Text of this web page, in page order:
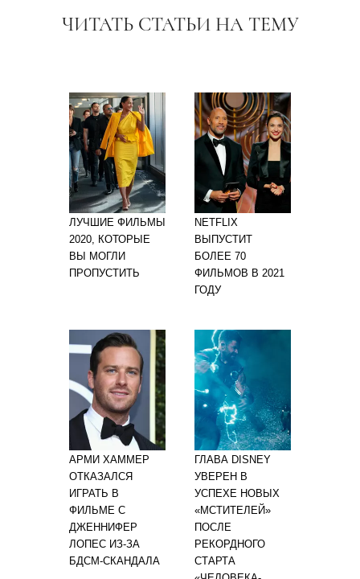
ЧИТАТЬ СТАТЬИ НА ТЕМУ
ЛУЧШИЕ ФИЛЬМЫ
2020, КОТОРЫЕ
ВЫ МОГЛИ
ПРОПУСТИТЬ
NETFLIX
ВЫПУСТИТ
БОЛЕЕ 70
ФИЛЬМОВ В 2021
ГОДУ
АРМИ ХАММЕР
ОТКАЗАЛСЯ
ИГРАТЬ В
ФИЛЬМЕ С
ДЖЕННИФЕР
ЛОПЕС ИЗ-ЗА
БДСМ-СКАНДАЛА
ГЛАВА DISNEY
УВЕРЕН В
УСПЕХЕ НОВЫХ
«МСТИТЕЛЕЙ»
ПОСЛЕ
РЕКОРДНОГО
СТАРТА